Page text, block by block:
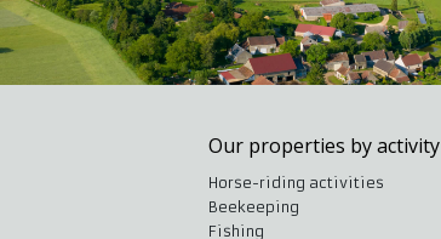
Our properties by activity
Horse-riding activities
Beekeeping
Fishing